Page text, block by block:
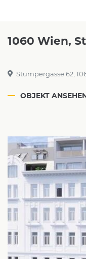
1060 Wien,
Stumpergasse 62,
OBJEKT